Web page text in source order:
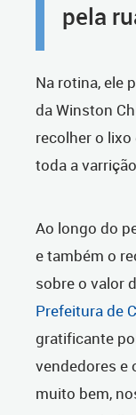
pela
Na rotina, ele
da Winston
recolher o lixo
toda a
Ao longo do
e também o
sobre o valor
Prefeitura de
gratificante
vendedores e
muito bem,